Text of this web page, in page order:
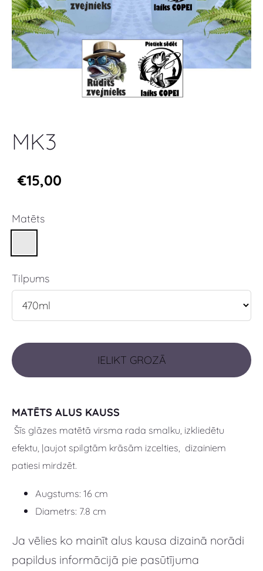
MK3
€15,00
Matēts
Tilpums
IELIKT GROZĀ
MATĒTS ALUS KAUSS
Šīs glāzes matētā virsma rada smalku, izkliedētu
efektu, ļaujot spilgtām krāsām izcelties, dizainiem
patiesi mirdzēt.
Augstums: 16 cm
Diametrs: 7.8 cm
Ja vēlies ko mainīt alus kausa dizainā norādi
papildus informācijā pie pasūtījuma